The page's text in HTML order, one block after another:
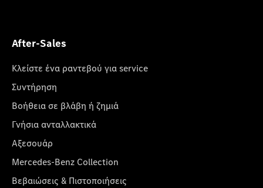
After-Sales
Κλείστε ένα ραντεβού για service
Συντήρηση
Βοήθεια σε βλάβη ή ζημιά
Γνήσια ανταλλακτικά
Αξεσουάρ
Mercedes-Benz Collection
Βεβαιώσεις & Πιστοποιήσεις